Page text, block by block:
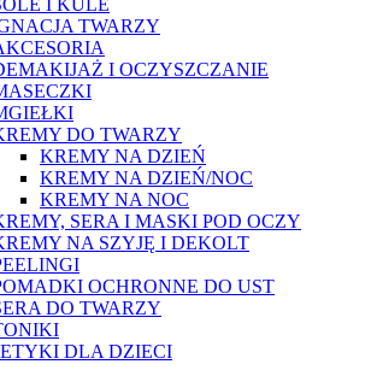
TWARZY
I OCZYSZCZANIE
DO TWARZY
KREMY NA DZIEŃ
KREMY NA DZIEŃ/NOC
KREMY NA NOC
SERA I MASKI POD OCZY
NA SZYJĘ I DEKOLT
OCHRONNE DO UST
DO TWARZY
DLA DZIECI